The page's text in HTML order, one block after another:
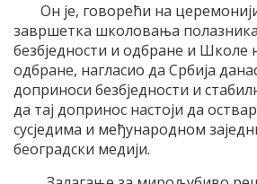
Он је, говорећи на
завршетка школовања полазника
безбједности и одбране и Школе
одбране, нагласио да Србија
доприноси безбједности и
да тај допринос настоји да
сусједима и међународном
београдски медији.